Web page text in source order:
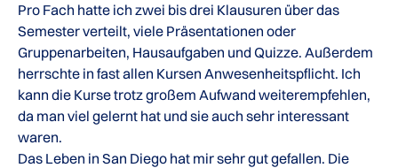
Pro Fach hatte ich zwei bis drei Klausuren über das
Semester verteilt, viele Präsentationen oder
Gruppenarbeiten, Hausaufgaben und Quizze. Außerdem
herrschte in fast allen Kursen Anwesenheitspflicht. Ich
kann die Kurse trotz großem Aufwand weiterempfehlen,
da man viel gelernt hat und sie auch sehr interessant
waren.
Das Leben in San Diego hat mir sehr gut gefallen. Die